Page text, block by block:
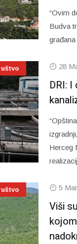
“Ovim
Budva
28
DRI:
Herceg
5
Viši